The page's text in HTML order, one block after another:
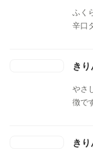
ふく
辛口
き
やさ
徴で
き